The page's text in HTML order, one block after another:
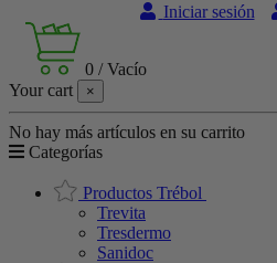
Iniciar sesión
0 /Vacío
Your cart
×
No hay más artículos en su carrito
Categorías
Productos Trébol
Trevita
Tresdermo
Sanidoc